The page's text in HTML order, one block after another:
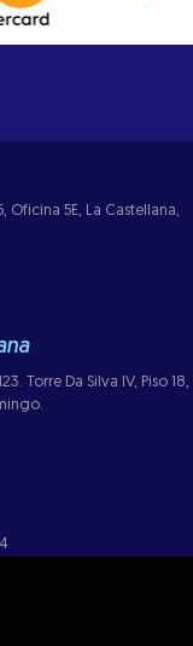
Oficina 5E, La Castellana,
Torre Da Silva IV, Piso 18,